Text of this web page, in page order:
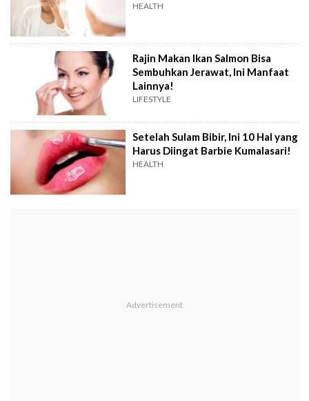
HEALTH
Rajin Makan Ikan Salmon Bisa
Sembuhkan Jerawat, Ini Manfaat
Lainnya!
LIFESTYLE
Setelah Sulam Bibir, Ini 10 Hal yang
Harus Diingat Barbie Kumalasari!
HEALTH